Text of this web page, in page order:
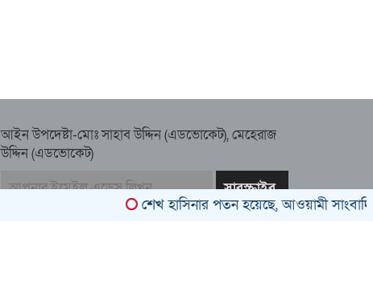
আইন উপদেষ্টা-মোঃ সাহাব উদ্দিন (এডভোকেট), মেহেরাজ
উদ্দিন (এডভোকেট)
শেখ হাসিনার পতন হয়েছে, আওয়ামী সাংবাদিক-